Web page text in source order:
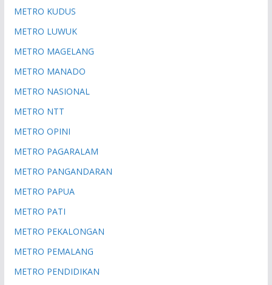
METRO KUDUS
METRO LUWUK
METRO MAGELANG
METRO MANADO
METRO NASIONAL
METRO NTT
METRO OPINI
METRO PAGARALAM
METRO PANGANDARAN
METRO PAPUA
METRO PATI
METRO PEKALONGAN
METRO PEMALANG
METRO PENDIDIKAN